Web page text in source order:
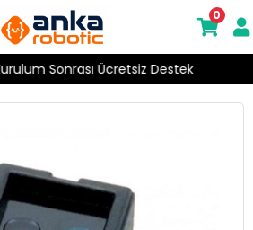
Sonrası Ücretsiz Destek
0